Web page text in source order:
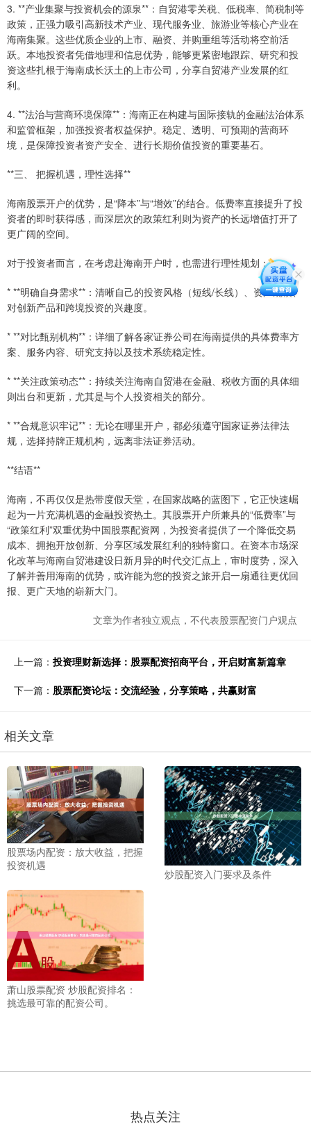
3. **产业集聚与投资机会的源泉**：自贸港零关税、低税率、简税制等
政策，正强力吸引高新技术产业、现代服务业、旅游业等核心产业在
海南集聚。这些优质企业的上市、融资、并购重组等活动将空前活
跃。本地投资者凭借地理和信息优势，能够更紧密地跟踪、研究和投
资这些扎根于海南成长沃土的上市公司，分享自贸港产业发展的红
利。
4. **法治与营商环境保障**：海南正在构建与国际接轨的金融法治体系
和监管框架，加强投资者权益保护。稳定、透明、可预期的营商环
境，是保障投资者资产安全、进行长期价值投资的重要基石。
**三、 把握机遇，理性选择**
海南股票开户的优势，是“降本”与“增效”的结合。低费率直接提升了投
资者的即时获得感，而深层次的政策红利则为资产的长远增值打开了
更广阔的空间。
对于投资者而言，在考虑赴海南开户时，也需进行理性规划：
* **明确自身需求**：清晰自己的投资风格（短线/长线）、资产规模、
对创新产品和跨境投资的兴趣度。
* **对比甄别机构**：详细了解各家证券公司在海南提供的具体费率方
案、服务内容、研究支持以及技术系统稳定性。
* **关注政策动态**：持续关注海南自贸港在金融、税收方面的具体细
则出台和更新，尤其是与个人投资相关的部分。
* **合规意识牢记**：无论在哪里开户，都必须遵守国家证券法律法
规，选择持牌正规机构，远离非法证券活动。
**结语**
海南，不再仅仅是热带度假天堂，在国家战略的蓝图下，它正快速崛
起为一片充满机遇的金融投资热土。其股票开户所兼具的“低费率”与
“政策红利”双重优势中国股票配资网，为投资者提供了一个降低交易
成本、拥抱开放创新、分享区域发展红利的独特窗口。在资本市场深
化改革与海南自贸港建设日新月异的时代交汇点上，审时度势，深入
了解并善用海南的优势，或许能为您的投资之旅开启一扇通往更优回
报、更广天地的崭新大门。
文章为作者独立观点，不代表股票配资门户观点
上一篇： 投资理财新选择：股票配资招商平台，开启财富新篇章
下一篇： 股票配资论坛：交流经验，分享策略，共赢财富
相关文章
股票场内配资：放大收益，把握
投资机遇
炒股配资入门要求及条件
萧山股票配资 炒股配资排名：
挑选最可靠的配资公司。
热点关注